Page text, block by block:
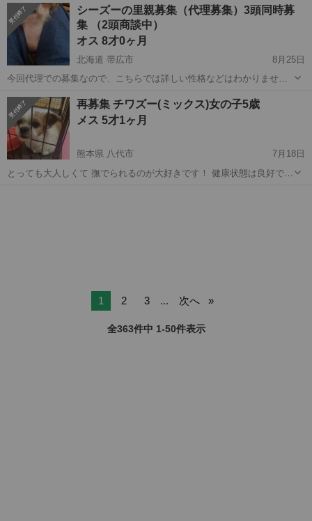
題無しですが 太れないので 少し痩せ気味です。 知人からの依頼で
保...
北海道 日高郡 シーズー ワクチン
シーズーの里親募集（代理募集）3頭同時募
集 （2頭商談中）
オス 8才0ヶ月
北海道 帯広市
8月25日
今回代理での募集なので、こちらでは詳しい性格などはわかりません
病気はしていないそうですが、2頭とも停留睾丸で去勢手術はしていな
いそうです 今回、代理での募集...
北海道 帯広市 シーズー 去勢手術
再募集 チワズー(ミックス)女の子5歳
メス 5才1ヶ月
熊本県 八代市
7月18日
とっても大人しくて 撫でられるのが大好きです！ 健康状態は良好で
1 2 3 ... 次へ
全363件中 1-50件表示